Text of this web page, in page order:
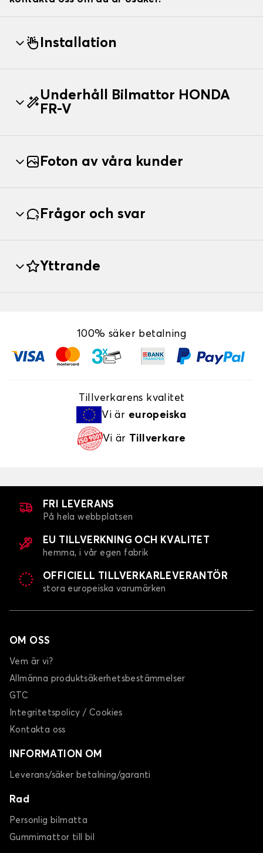
Installation
Underhåll Bilmattor HONDA
FR-V
Foton av våra kunder
Frågor och svar
Yttrande
100% säker betalning
Tillverkarens kvalitet
Vi är europeiska
Vi är Tillverkare
FRI LEVERANS
På hela webbplatsen
EU TILLVERKNING OCH KVALITET
hemma, i vår egen fabrik
OFFICIELL TILLVERKARLEVERANTÖR
stora europeiska varumärken
OM OSS
Vem är vi?
Allmänna produktsäkerhetsbestämmelser
GTC
Integritetspolicy / Cookies
Kontakta oss
INFORMATION OM
Leverans/säker betalning/garanti
Rad
Personlig bilmatta
Gummimattor till bil